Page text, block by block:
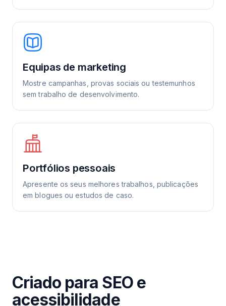
Equipas de marketing
Mostre campanhas, provas sociais ou testemunhos
sem trabalho de desenvolvimento.
Portfólios pessoais
Apresente os seus melhores trabalhos, publicações
em blogues ou estudos de caso.
Criado para SEO e
acessibilidade